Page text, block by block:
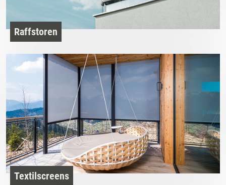
Raffstoren
Textilscreens